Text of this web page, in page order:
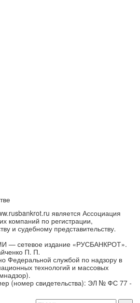
является Ассоциация
компаний по регистрации,
и судебному представительству.
— сетевое издание «РУСБАНКРОТ».
П. П.
Федеральной службой по надзору в
технологий и массовых
(номер свидетельства): ЭЛ № ФС 77 -